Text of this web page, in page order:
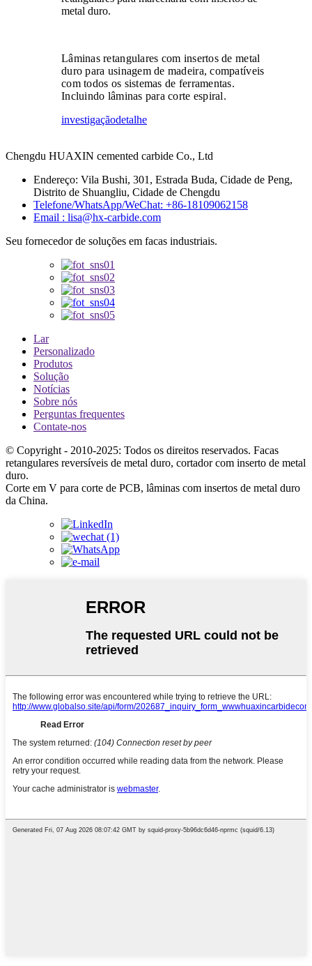
metal duro.
Lâminas retangulares com insertos de metal
duro para usinagem de madeira, compatíveis
com todos os sistemas de ferramentas.
Incluindo lâminas para corte espiral.
investigaçãodetalhe
Chengdu HUAXIN cemented carbide Co., Ltd
Endereço: Vila Bushi, 301, Estrada Buda, Cidade de Peng,
Distrito de Shuangliu, Cidade de Chengdu
Telefone/WhatsApp/WeChat: +86-18109062158
Email : lisa@hx-carbide.com
Seu fornecedor de soluções em facas industriais.
Lar
Personalizado
Produtos
Solução
Notícias
Sobre nós
Perguntas frequentes
Contate-nos
© Copyright - 2010-2025: Todos os direitos reservados. Facas
retangulares reversíveis de metal duro, cortador com inserto de metal
duro.
Corte em V para corte de PCB, lâminas com insertos de metal duro
da China.